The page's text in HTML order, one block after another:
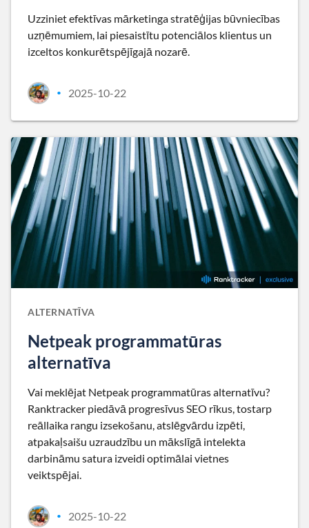
Uzziniet efektīvas mārketinga stratēģijas būvniecības
uzņēmumiem, lai piesaistītu potenciālos klientus un
izceltos konkurētspējīgajā nozarē.
• 2025-10-22
ALTERNATĪVA
Netpeak programmatūras
alternatīva
Vai meklējat Netpeak programmatūras alternatīvu?
Ranktracker piedāvā progresīvus SEO rīkus, tostarp
reāllaika rangu izsekošanu, atslēgvārdu izpēti,
atpakaļsaišu uzraudzību un mākslīgā intelekta
darbināmu satura izveidi optimālai vietnes
veiktspējai.
• 2025-10-22